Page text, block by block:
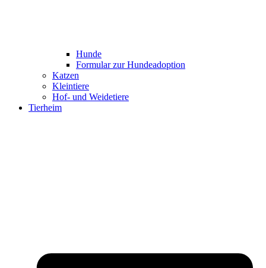
Hunde
Formular zur Hundeadoption
Katzen
Kleintiere
Hof- und Weidetiere
Tierheim